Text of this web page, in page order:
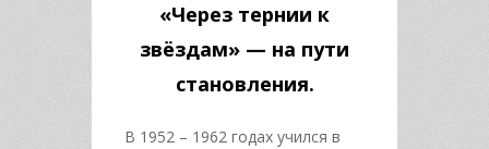
«Через тернии к
звёздам» — на пути
становления.
В 1952 – 1962 годах учился в